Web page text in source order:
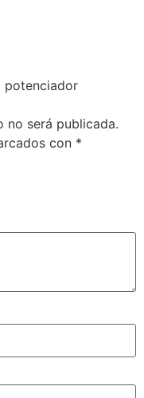
potenciador
no será publicada.
con *